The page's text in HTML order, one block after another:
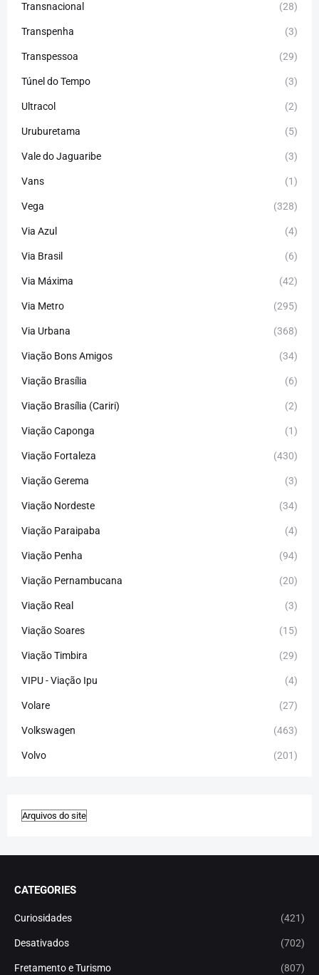
Transnacional (28)
Transpenha (3)
Transpessoa (29)
Túnel do Tempo (3)
Ultracol (2)
Uruburetama (5)
Vale do Jaguaribe (3)
Vans (1)
Vega (328)
Via Azul (4)
Via Brasil (6)
Via Máxima (42)
Via Metro (295)
Via Urbana (368)
Viação Bons Amigos (34)
Viação Brasília (6)
Viação Brasília (Cariri) (2)
Viação Caponga (1)
Viação Fortaleza (430)
Viação Gerema (3)
Viação Nordeste (34)
Viação Paraipaba (4)
Viação Penha (94)
Viação Pernambucana (20)
Viação Real (3)
Viação Soares (15)
Viação Timbira (29)
VIPU - Viação Ipu (4)
Volare (27)
Volkswagen (463)
Volvo (201)
CATEGORIES
Curiosidades (421)
Desativados (702)
Fretamento e Turismo (807)